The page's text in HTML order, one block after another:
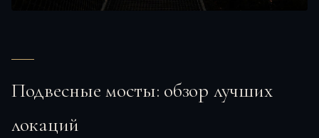
Подвесные мосты: обзор лучших
локаций